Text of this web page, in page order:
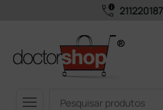
call_quality 211220187
menu